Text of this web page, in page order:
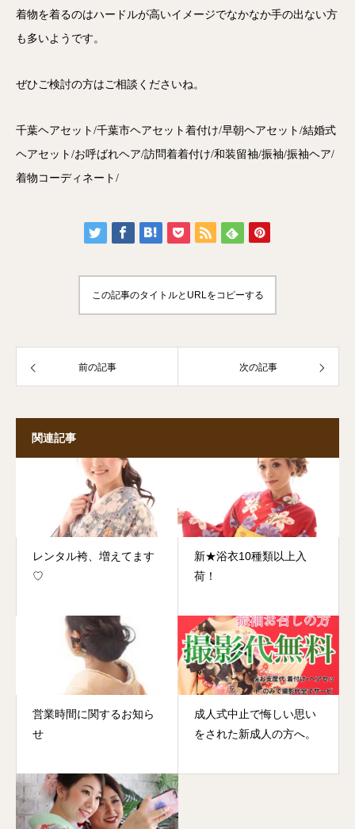
着物を着るのはハードルが高いイメージでなかなか手の出ない方
も多いようです。
ぜひご検討の方はご相談くださいね。
千葉ヘアセット/千葉市ヘアセット着付け/早朝ヘアセット/結婚式
ヘアセット/お呼ばれヘア/訪問着着付け/和装留袖/振袖/振袖ヘア/
着物コーディネート/
この記事のタイトルとURLをコピーする
前の記事 次の記事
関連記事
レンタル袴、増えてます
♡
新★浴衣10種類以上入
荷！
営業時間に関するお知ら
せ
成人式中止で悔しい思い
をされた新成人の方へ。